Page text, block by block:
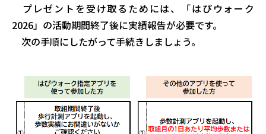
プレゼントを受け取るためには、「はぴウォーク
2026」の活動期間終了後に実績報告が必要です。
次の手順にしたがって手続きしましょう。